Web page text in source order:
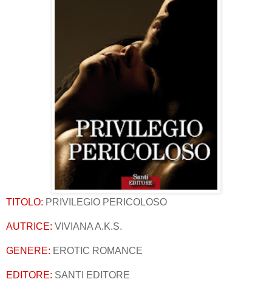
TITOLO: PRIVILEGIO PERICOLOSO
AUTRICE: VIVIANA A.K.S.
GENERE: EROTIC ROMANCE
EDITORE: SANTI EDITORE